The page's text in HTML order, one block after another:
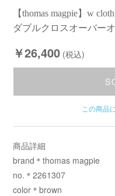
【thomas magpie】w
ダブルクロスオーバー
￥26,400 (税込)
この商品
商品詳細
brand＊thomas magpie
no.＊2261307
color＊brown